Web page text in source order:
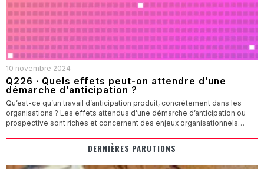
10 novembre 2024
Q226 · Quels effets peut-on attendre d’une
démarche d’anticipation ?
Qu’est-ce qu’un travail d’anticipation produit, concrètement dans les
organisations ? Les effets attendus d’une démarche d’anticipation ou
prospective sont riches et concernent des enjeux organisationnels…
DERNIÈRES PARUTIONS